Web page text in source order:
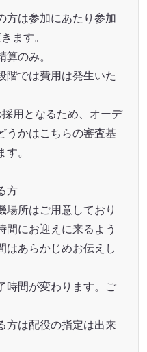
方は参加にあたり参加
ます。
のみ。
階では費用は発生いた
用となるため、オーデ
うかはこちらの審査基
。
方
場所はご用意しており
間にお迎えに来るよう
はあらかじめお伝えし
時間が変わります。ご
方は配役の指定は出来